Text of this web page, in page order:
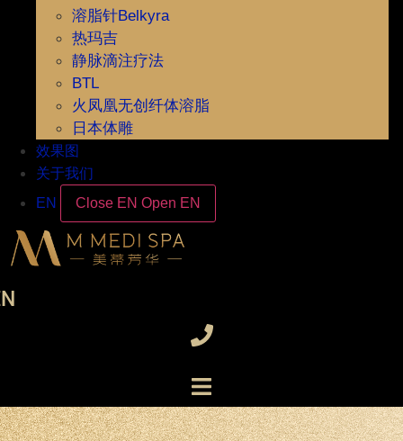
溶脂针Belkyra
热玛吉
静脉滴注疗法
BTL
火凤凰无创纤体溶脂
日本体雕
效果图
关于我们
EN
Close EN Open EN